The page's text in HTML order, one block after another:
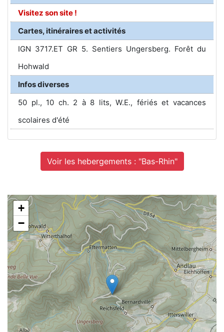
Visitez son site !
Cartes, itinéraires et activités
IGN 3717.ET GR 5. Sentiers Ungersberg. Forêt du
Hohwald
Infos diverses
50 pl., 10 ch. 2 à 8 lits, W.E., fériés et vacances
scolaires d'été
Voir les hebergements : "Bas-Rhin"
+
−